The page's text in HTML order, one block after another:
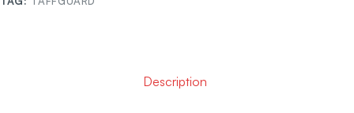
Description